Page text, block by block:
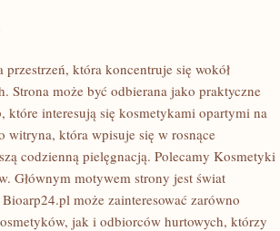
która koncentruje się wokół
Strona może być odbierana jako praktyczne
które interesują się kosmetykami opartymi na
witryna, która wpisuje się w rosnące
codzienną pielęgnacją. Polecamy Kosmetyki
Głównym motywem strony jest świat
może zainteresować zarówno
jak i odbiorców hurtowych, którzy